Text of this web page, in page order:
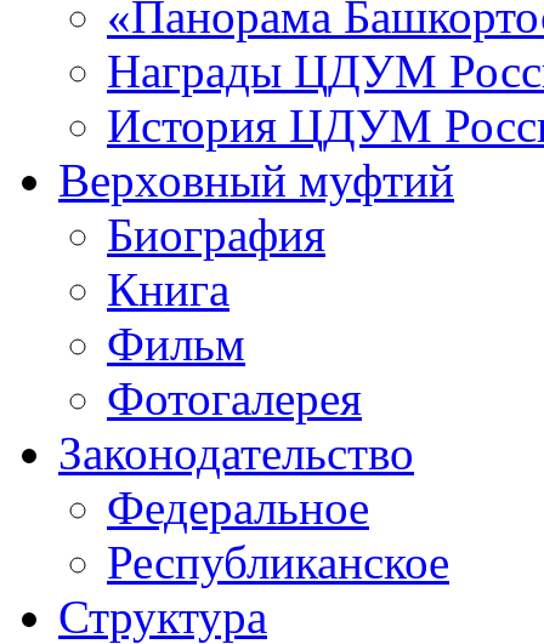
«Панорама
Награды ЦДУМ
История ЦДУМ
Верховный муфтий
Биография
Книга
Фильм
Фотогалерея
Законодательство
Федеральное
Республиканское
Структура